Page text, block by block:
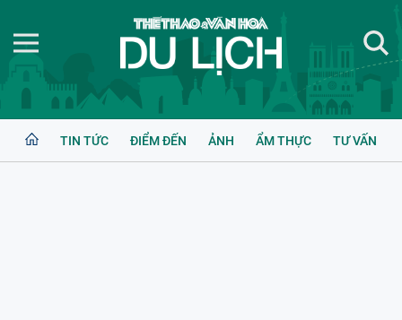
TIN TỨC ĐIỂM ĐẾN ẢNH ẨM THỰC TƯ VẤN